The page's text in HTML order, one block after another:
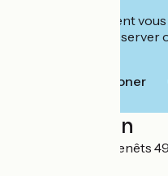
Cet établissement
leur site pour réserver
Téléphoner
Localisation
Place des Plantagenêts